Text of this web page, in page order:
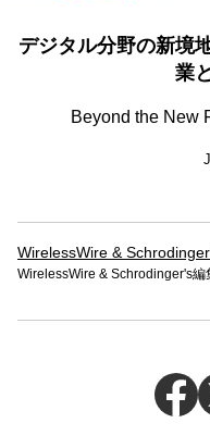
デジタル分野の新境
業
Beyond the New
WirelessWire &
WirelessWire & Schrodinger's編